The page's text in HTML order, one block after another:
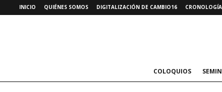
INICIO QUIÉNES SOMOS DIGITALIZACIÓN DE CAMBIO16 CRONOLOGÍA
COLOQUIOS